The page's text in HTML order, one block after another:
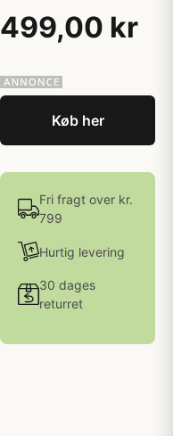
499,00 kr
Køb her
Fri fragt over kr.
799
Hurtig levering
30 dages
returret